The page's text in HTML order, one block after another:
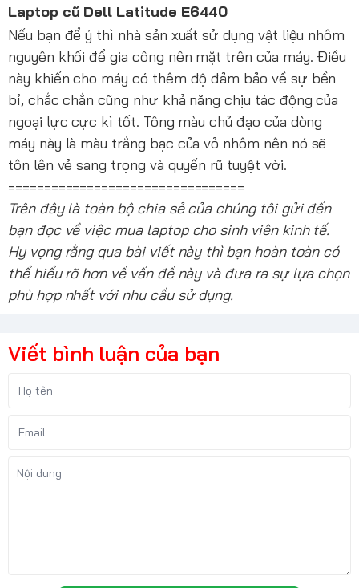
Laptop cũ Dell Latitude E6440
Nếu bạn để ý thì nhà sản xuất sử dụng vật liệu nhôm
nguyên khối để gia công nên mặt trên của máy. Điều
này khiến cho máy có thêm độ đảm bảo về sự bền
bỉ, chắc chắn cũng như khả năng chịu tác động của
ngoại lực cực kì tốt. Tông màu chủ đạo của dòng
máy này là màu trắng bạc của vỏ nhôm nên nó sẽ
tôn lên vẻ sang trọng và quyến rũ tuyệt vời.
=================================
Trên đây là toàn bộ chia sẻ của chúng tôi gửi đến
bạn đọc về việc mua laptop cho sinh viên kinh tế.
Hy vọng rằng qua bài viết này thì bạn hoàn toàn có
thể hiểu rõ hơn về vấn đề này và đưa ra sự lựa chọn
phù hợp nhất với nhu cầu sử dụng.
Viết bình luận của bạn